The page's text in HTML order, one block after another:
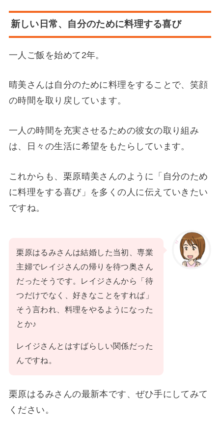
新しい日常、自分のために料理する喜び
一人ご飯を始めて2年。
晴美さんは自分のために料理をすることで、笑顔
の時間を取り戻しています。
一人の時間を充実させるための彼女の取り組み
は、日々の生活に希望をもたらしています。
これからも、栗原晴美さんのように「自分のため
に料理をする喜び」を多くの人に伝えていきたい
ですね。
栗原はるみさんは結婚した当初、専業
主婦でレイジさんの帰りを待つ奥さん
だったそうです。レイジさんから「待
つだけでなく、好きなことをすれば」
そう言われ、料理をやるようになった
とか♪
レイジさんとはすばらしい関係だった
んですね。
栗原はるみさんの最新本です、ぜひ手にしてみて
ください。